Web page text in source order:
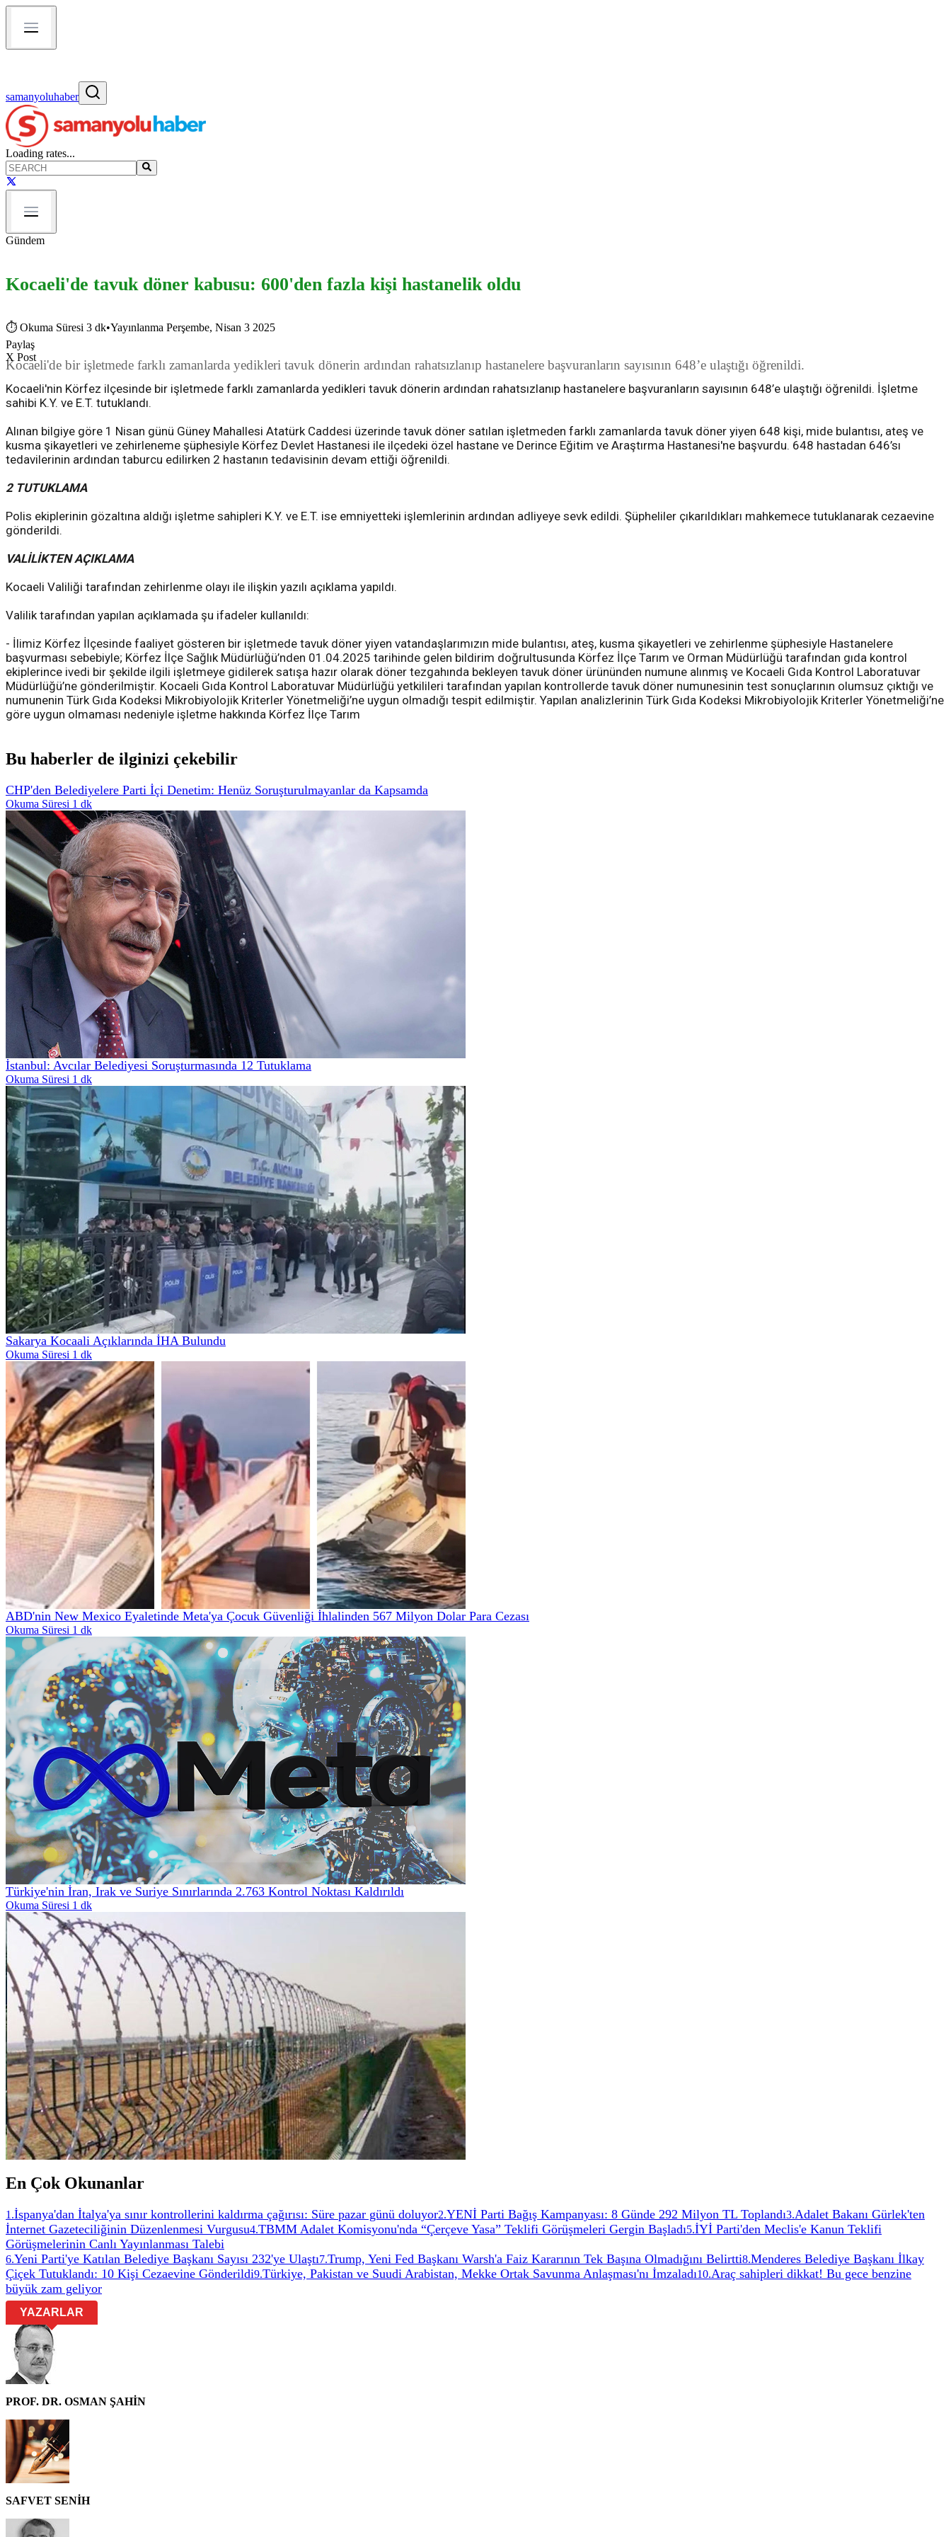
samanyoluhaber
Loading rates...
Gündem
Kocaeli'de tavuk döner kabusu: 600'den fazla kişi hastanelik oldu
⏱ Okuma Süresi 3 dk•Yayınlanma Perşembe, Nisan 3 2025
Paylaş
X Post
Kocaeli'de bir işletmede farklı zamanlarda yedikleri tavuk dönerin ardından rahatsızlanıp hastanelere başvuranların sayısının 648’e ulaştığı öğrenildi.
Kocaeli'nin Körfez ilçesinde bir işletmede farklı zamanlarda yedikleri tavuk dönerin ardından rahatsızlanıp hastanelere başvuranların sayısının 648’e ulaştığı öğrenildi. İşletme
sahibi K.Y. ve E.T. tutuklandı.
Alınan bilgiye göre 1 Nisan günü Güney Mahallesi Atatürk Caddesi üzerinde tavuk döner satılan işletmeden farklı zamanlarda tavuk döner yiyen 648 kişi, mide bulantısı, ateş ve
kusma şikayetleri ve zehirleneme şüphesiyle Körfez Devlet Hastanesi ile ilçedeki özel hastane ve Derince Eğitim ve Araştırma Hastanesi'ne başvurdu. 648 hastadan 646’sı
tedavilerinin ardından taburcu edilirken 2 hastanın tedavisinin devam ettiği öğrenildi.
2 TUTUKLAMA
Polis ekiplerinin gözaltına aldığı işletme sahipleri K.Y. ve E.T. ise emniyetteki işlemlerinin ardından adliyeye sevk edildi. Şüpheliler çıkarıldıkları mahkemece tutuklanarak cezaevine
gönderildi.
VALİLİKTEN AÇIKLAMA
Kocaeli Valiliği tarafından zehirlenme olayı ile ilişkin yazılı açıklama yapıldı.
Valilik tarafından yapılan açıklamada şu ifadeler kullanıldı:
- İlimiz Körfez İlçesinde faaliyet gösteren bir işletmede tavuk döner yiyen vatandaşlarımızın mide bulantısı, ateş, kusma şikayetleri ve zehirlenme şüphesiyle Hastanelere
başvurması sebebiyle; Körfez İlçe Sağlık Müdürlüğü’nden 01.04.2025 tarihinde gelen bildirim doğrultusunda Körfez İlçe Tarım ve Orman Müdürlüğü tarafından gıda kontrol
ekiplerince ivedi bir şekilde ilgili işletmeye gidilerek satışa hazır olarak döner tezgahında bekleyen tavuk döner ürününden numune alınmış ve Kocaeli Gıda Kontrol Laboratuvar
Müdürlüğü’ne gönderilmiştir. Kocaeli Gıda Kontrol Laboratuvar Müdürlüğü yetkilileri tarafından yapılan kontrollerde tavuk döner numunesinin test sonuçlarının olumsuz çıktığı ve
numunenin Türk Gıda Kodeksi Mikrobiyolojik Kriterler Yönetmeliği’ne uygun olmadığı tespit edilmiştir. Yapılan analizlerinin Türk Gıda Kodeksi Mikrobiyolojik Kriterler Yönetmeliği’ne
göre uygun olmaması nedeniyle işletme hakkında Körfez İlçe Tarım
Bu haberler de ilginizi çekebilir
CHP'den Belediyelere Parti İçi Denetim: Henüz Soruşturulmayanlar da Kapsamda
Okuma Süresi 1 dk
İstanbul: Avcılar Belediyesi Soruşturmasında 12 Tutuklama
Okuma Süresi 1 dk
Sakarya Kocaali Açıklarında İHA Bulundu
Okuma Süresi 1 dk
ABD'nin New Mexico Eyaletinde Meta'ya Çocuk Güvenliği İhlalinden 567 Milyon Dolar Para Cezası
Okuma Süresi 1 dk
Türkiye'nin İran, Irak ve Suriye Sınırlarında 2.763 Kontrol Noktası Kaldırıldı
Okuma Süresi 1 dk
En Çok Okunanlar
1 .İspanya'dan İtalya'ya sınır kontrollerini kaldırma çağırısı: Süre pazar günü doluyor2.YENİ Parti Bağış Kampanyası: 8 Günde 292 Milyon TL Toplandı3.Adalet Bakanı Gürlek'ten
İnternet Gazeteciliğinin Düzenlenmesi Vurgusu4.TBMM Adalet Komisyonu'nda “Çerçeve Yasa” Teklifi Görüşmeleri Gergin Başladı5.İYİ Parti'den Meclis'e Kanun Teklifi
Görüşmelerinin Canlı Yayınlanması Talebi
6.Yeni Parti'ye Katılan Belediye Başkanı Sayısı 232'ye Ulaştı7.Trump, Yeni Fed Başkanı Warsh'a Faiz Kararının Tek Başına Olmadığını Belirtti8.Menderes Belediye Başkanı İlkay
Çiçek Tutuklandı: 10 Kişi Cezaevine Gönderildi9.Türkiye, Pakistan ve Suudi Arabistan, Mekke Ortak Savunma Anlaşması'nı İmzaladı10.Araç sahipleri dikkat! Bu gece benzine
büyük zam geliyor
YAZARLAR
PROF. DR. OSMAN ŞAHİN
SAFVET SENİH